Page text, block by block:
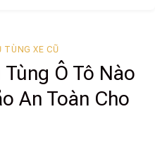
TÙNG XE CŨ
Ô Tô Nào
An Toàn Cho